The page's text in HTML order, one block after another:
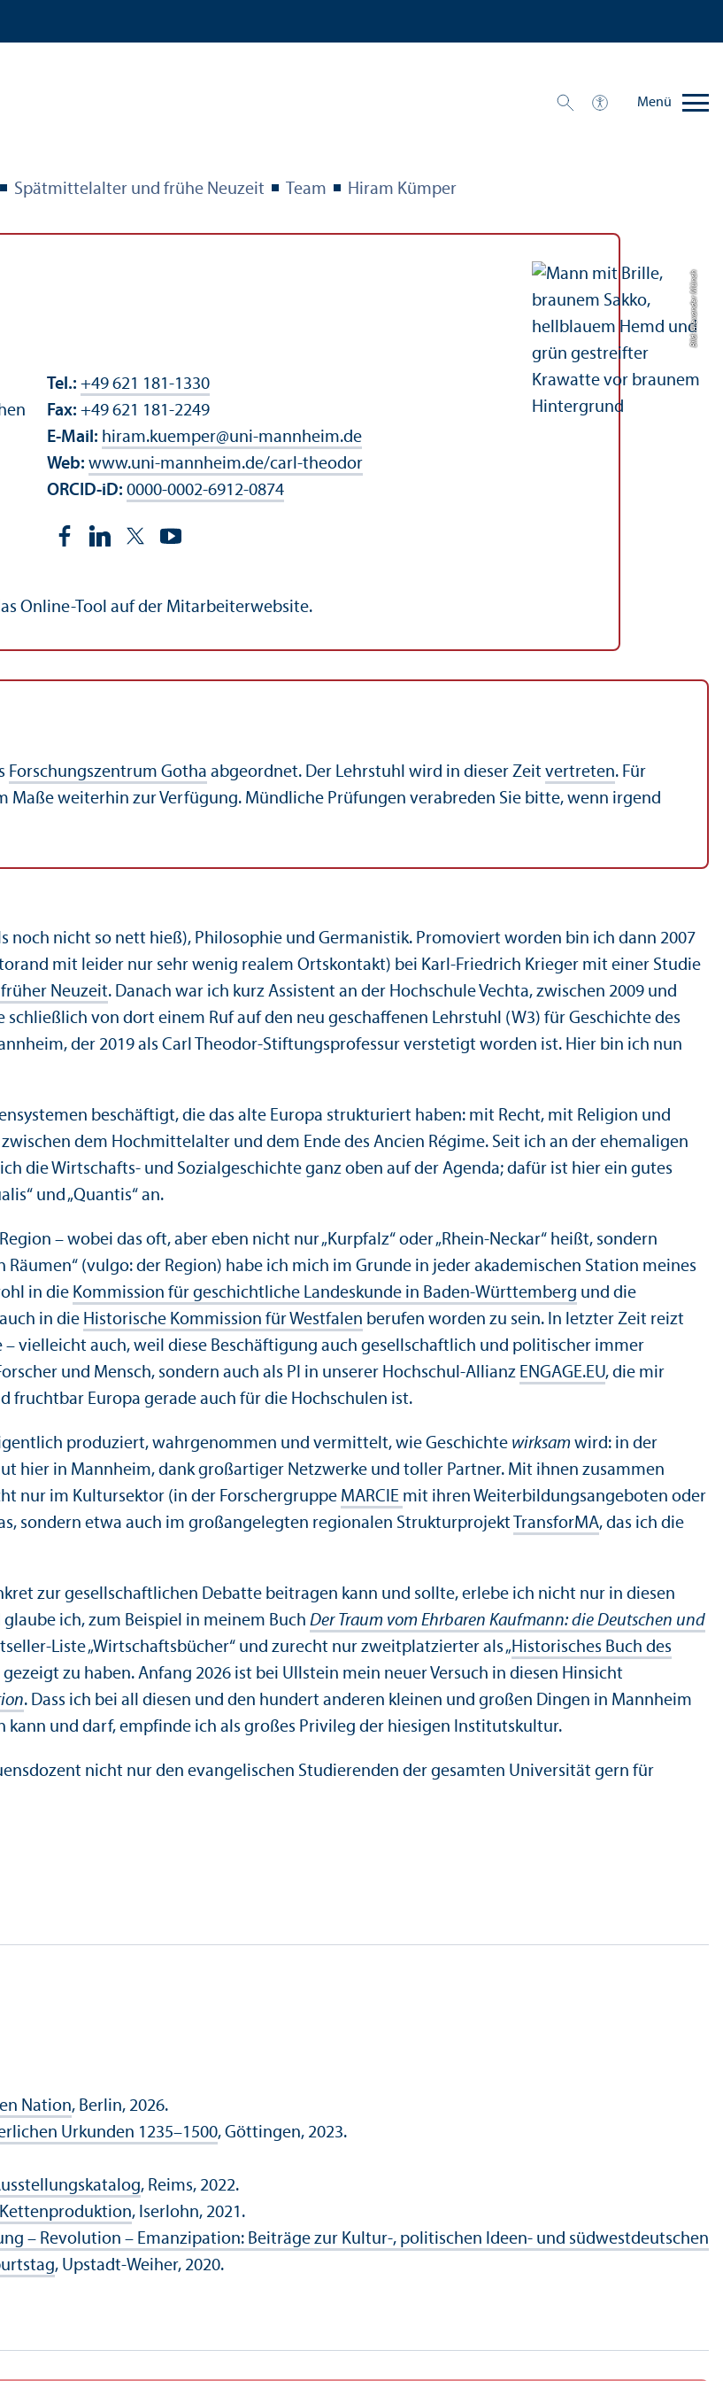
Menü
Spätmittelalter und frühe Neuzeit Team Hiram Kümper
Bild: Alexander Münch
Tel.: +49 621 181-1330
Fax: +49 621 181-2249
E-Mail: hiram.kuemper@uni-mannheim.de
Web: www.uni-mannheim.de/carl-theodor
ORCID-iD: 0000-0002-6912-0874
Online-Tool auf der Mitarbeiterwebsite.
Forschungs­zentrum Gotha abgeordnet. Der Lehr­stuhl wird in dieser Zeit vertreten. Für
Maße weiterhin zur Verfügung. Mündliche Prüfungen verabreden Sie bitte, wenn irgend
noch nicht so nett hieß), Philosophie und Germanistik. Promoviert worden bin ich dann 2007
mit leider nur sehr wenig realem Ortskontakt) bei Karl-Friedrich Krieger mit einer Studie
Neuzeit. Danach war ich kurz Assistent an der Hochschule Vechta, zwischen 2009 und
von dort einem Ruf auf den neu geschaffenen Lehr­stuhl (W3) für Geschichte des
der 2019 als Carl Theodor-Stiftungs­professur verstetigt worden ist. Hier bin ich nun
beschäftigt, die das alte Europa strukturiert haben: mit Recht, mit Religion und
dem Hochmittelalter und dem Ende des Ancien Régime. Seit ich an der ehemaligen
die Wirtschafts- und Sozialgeschichte ganz oben auf der Agenda; dafür ist hier ein gutes
und „Quantis“ an.
– wobei das oft, aber eben nicht nur „Kurpfalz“ oder „Rhein-Neckar“ heißt, sondern
(vulgo: der Region) habe ich mich im Grunde in jeder akademischen Station meines
in die Kommission für geschichtliche Landes­kunde in Baden-Württemberg und die
in die Historische Kommission für Westfalen berufen worden zu sein. In letzter Zeit reizt
vielleicht auch, weil diese Beschäftigung auch gesellschaft­lich und politischer immer
und Mensch, sondern auch als PI in unserer Hochschul-Allianz ENGAGE.EU, die mir
Europa gerade auch für die Hochschulen ist.
produziert, wahrgenommen und vermittelt, wie Geschichte wirksam wird: in der
hier in Mannheim, dank großartiger Netzwerke und toller Partner. Mit ihnen zusammen
nur im Kultursektor (in der Forscher­gruppe MARCIE mit ihren Weiterbildungs­angeboten oder
sondern etwa auch im großangelegten regionalen Struktur­projekt Trans­forMA, das ich die
zur gesellschaft­lichen Debatte beitragen kann und sollte, erlebe ich nicht nur in diesen
ich, zum Beispiel in meinem Buch Der Traum vom Ehrbaren Kaufmann: die Deutschen und
Liste „Wirtschafts­bücher“ und zurecht nur zweitplatz­ierter als „Historisches Buch des
gezeigt zu haben. Anfang 2026 ist bei Ullstein mein neuer Versuch in diesen Hinsicht
. Dass ich bei all diesen und den hundert anderen kleinen und großen Dingen in Mannheim
und darf, empfinde ich als großes Privileg der hiesigen Institutskultur.
nicht nur den evangelischen Studierenden der gesamten Universität gern für
Nation, Berlin, 2026.
Urkunden 1235–1500, Göttingen, 2023.
, Reims, 2022.
, Iserlohn, 2021.
– Revolution – Emanzipation: Beiträge zur Kultur-, politischen Ideen- und südwestdeutschen
, Upstadt-Weiher, 2020.